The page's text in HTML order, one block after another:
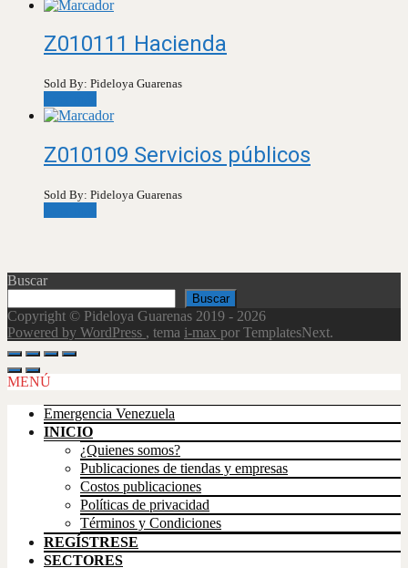
Z010111 Hacienda
Sold By: Pideloya Guarenas
Z010109 Servicios públicos
Sold By: Pideloya Guarenas
Buscar
Buscar
Copyright © Pideloya Guarenas 2019 - 2026
Powered by WordPress , tema i-max por TemplatesNext.
Scroll
Up
MENÚ
Emergencia Venezuela
INICIO
¿Quienes somos?
Publicaciones de tiendas y empresas
Costos publicaciones
Políticas de privacidad
Términos y Condiciones
REGÍSTRESE
SECTORES